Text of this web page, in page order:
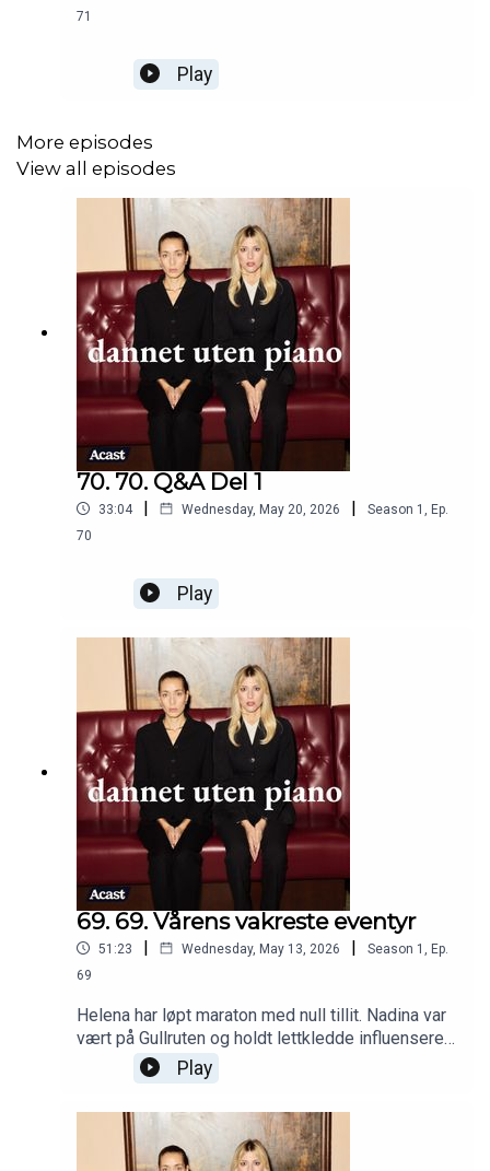
71
Play
More episodes
View all episodes
70. 70. Q&A Del 1
33:04 | Wednesday, May 20, 2026 | Season 1
Ep.
70
Play
69. 69.⁠ ⁠Vårens vakreste eventyr
51:23 | Wednesday, May 13, 2026 | Season 1
Ep.
69
Helena har løpt maraton med null tillit. Nadina var
vært på Gullruten og holdt lettkledde influensere
varme. Erotiske noveller og barnekunstmuseum
for voksne. Dannet uten piano tar snart slutt, men
Jøranson
Play